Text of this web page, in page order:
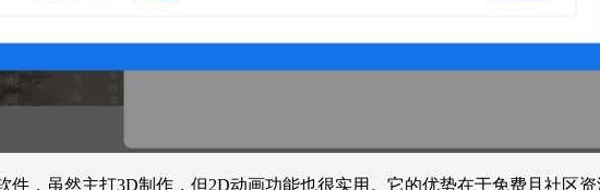
件，虽然主打3D制作，但2D动画功能也很实用。它的优势在于免费且社区